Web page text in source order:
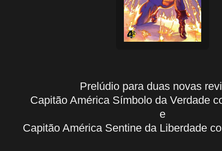
Prelúdio para duas novas
Capitão América Símbolo da Verdade
e
Capitão América Sentine da Liberdade